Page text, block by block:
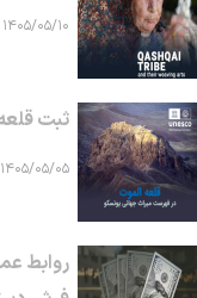
۱۴۰۵/۰۵/۱۰
ثبت
۱۴۰۵/۰۵/۰۵
روابط